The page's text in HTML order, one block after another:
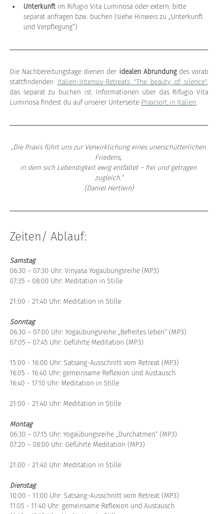
Unterkunft im Rifugio Vita Luminosa oder extern: bitte
separat anfragen bzw. buchen (siehe Hinweis zu „Unterkunft
und Verpflegung“)
Die Nachbereitungstage dienen der idealen Abrundung des vorab
stattfindenden Italien-Intensiv-Retreats "The beauty of silence",
das separat zu buchen ist. Informationen über das Rifugio Vita
Luminosa findest du auf unserer Unterseite Praxisort in Italien.
„Die Praxis führt uns zur Verwirklichung eines unerschütterlichen
Friedens,
in dem sich Lebendigkeit ewig entfaltet – frei und getragen
zugleich.“
(Daniel Hertlein)
Zeiten/ Ablauf:
Samstag
06:30 – 07:30 Uhr: Vinyasa Yogaübungsreihe (MP3)
07:35 – 08:00 Uhr: Meditation in Stille
21:00 - 21:40 Uhr: Meditation in Stille
Sonntag
06:30 – 07:00 Uhr: Yogaübungsreihe „Befreites leben“ (MP3)
07:05 – 07:45 Uhr: Geführte Meditation (MP3)
15:00 - 16:00 Uhr: Satsang-Ausschnitt vom Retreat (MP3)
16:05 - 16:40 Uhr: gemeinsame Reflexion und Austausch
16:40 - 17:10 Uhr: Meditation in Stille
21:00 - 21:40 Uhr: Meditation in Stille
Montag
06:30 – 07:15 Uhr: Yogaübungsreihe „Durchatmen“ (MP3)
07:20 – 08:00 Uhr: Geführte Meditation (MP3)
21:00 - 21:40 Uhr: Meditation in Stille
Dienstag
10:00 - 11:00 Uhr: Satsang-Ausschnitt vom Retreat (MP3)
11:05 - 11:40 Uhr: gemeinsame Reflexion und Austausch